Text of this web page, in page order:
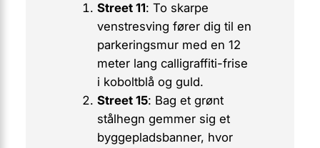
Street 11: To skarpe
venstresving fører dig til en
parkeringsmur med en 12
meter lang calligraffiti-frise
i koboltblå og guld.
Street 15: Bag et grønt
stålhegn gemmer sig et
byggepladsbanner, hvor